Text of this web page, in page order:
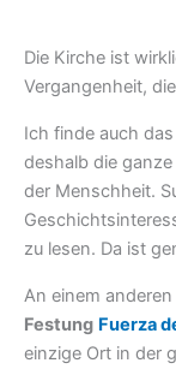
Die Kirche ist
Vergangenheit,
Ich finde auch das
deshalb die
der Menschheit.
zu lesen. Da ist
An einem
Festung Fuerza
einzige Ort in der